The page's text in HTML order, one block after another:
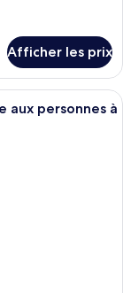
Afficher les prix
comprenant
aux personnes à